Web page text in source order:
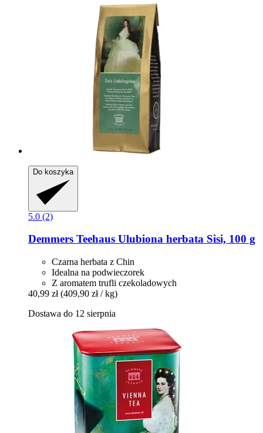
Do koszyka
5.0 (2)
Demmers Teehaus Ulubiona herbata Sisi, 100 g
Czarna herbata z Chin
Idealna na podwieczorek
Z aromatem trufli czekoladowych
40,99 zł (409,90 zł / kg)
Dostawa do 12 sierpnia